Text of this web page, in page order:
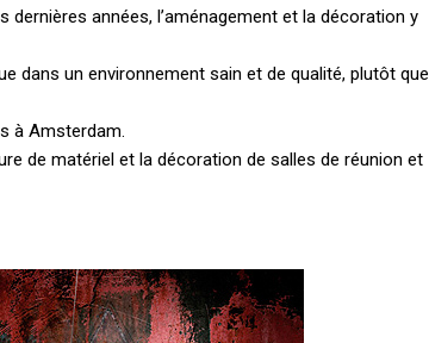
années, l’aménagement et la décoration y
dans un environnement sain et de qualité, plutôt que
à Amsterdam.
de matériel et la décoration de salles de réunion et